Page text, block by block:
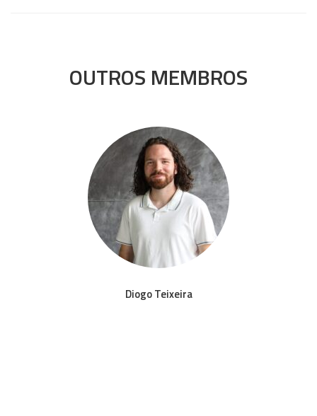
OUTROS MEMBROS
Diogo Teixeira